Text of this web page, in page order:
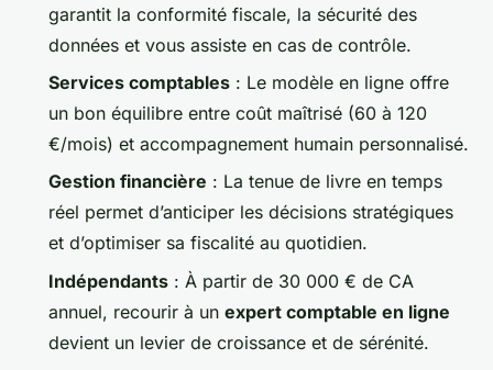
garantit la conformité fiscale, la sécurité des
données et vous assiste en cas de contrôle.
Services comptables : Le modèle en ligne offre
un bon équilibre entre coût maîtrisé (60 à 120
€/mois) et accompagnement humain personnalisé.
Gestion financière : La tenue de livre en temps
réel permet d’anticiper les décisions stratégiques
et d’optimiser sa fiscalité au quotidien.
Indépendants : À partir de 30 000 € de CA
annuel, recourir à un expert comptable en ligne
devient un levier de croissance et de sérénité.